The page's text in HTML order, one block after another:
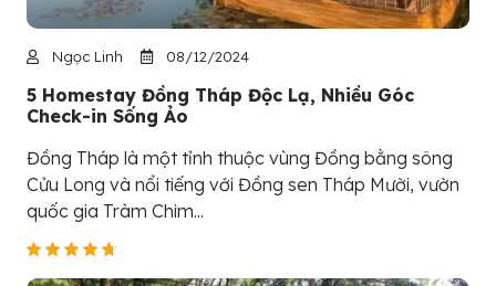
Ngọc Linh 08/12/2024
5 Homestay Đồng Tháp Độc Lạ, Nhiều Góc
Check-in Sống Ảo
Đồng Tháp là một tỉnh thuộc vùng Đồng bằng sông
Cửu Long và nổi tiếng với Đồng sen Tháp Mười, vườn
quốc gia Tràm Chim...